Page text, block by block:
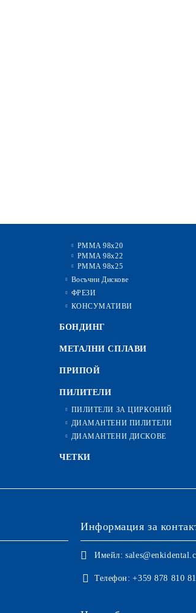
PMMA 98x20
PMMA 98x22
PMMA 98x25
Восъчни Дискове
ФРЕЗИ
КОНСУМАТИВИ
БОНДИНГ
МЕТАЛНИ СПЛАВИ
ПРИПОЙ
ПИЛИТЕЛИ
ПИЛИТЕЛИ ЗА ЦИРКОНИЙ
ДИАМАНТЕНИ ПИЛИТЕЛИ
ДИАМАНТЕНИ ДИСКОВЕ
ЧЕТКИ
Информация за
Имейл:
Телефон: +359 878 810